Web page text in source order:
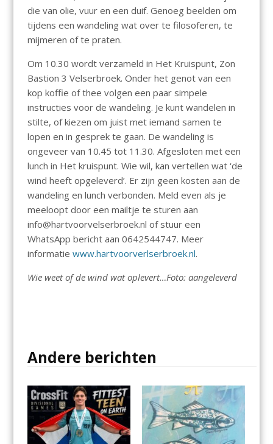
die van olie, vuur en een duif. Genoeg beelden om
tijdens een wandeling wat over te filosoferen, te
mijmeren of te praten.
Om 10.30 wordt verzameld in Het Kruispunt, Zon
Bastion 3 Velserbroek. Onder het genot van een
kop koffie of thee volgen een paar simpele
instructies voor de wandeling. Je kunt wandelen in
stilte, of kiezen om juist met iemand samen te
lopen en in gesprek te gaan. De wandeling is
ongeveer van 10.45 tot 11.30. Afgesloten met een
lunch in Het kruispunt. Wie wil, kan vertellen wat ‘de
wind heeft opgeleverd’. Er zijn geen kosten aan de
wandeling en lunch verbonden. Meld even als je
meeloopt door een mailtje te sturen aan
info@hartvoorvelserbroek.nl of stuur een
WhatsApp bericht aan 0642544747. Meer
informatie www.hartvoorverlserbroek.nl.
Wie weet of de wind wat oplevert…Foto: aangeleverd
Andere berichten